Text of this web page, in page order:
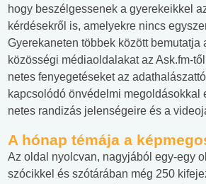
hogy beszélgessenek a gyerekeikkel
kérdésekről is, amelyekre nincs
Gyerekaneten többek között bemutatja
közösségi médiaoldalakat az Ask.fm-
netes fenyegetéseket az
kapcsolódó önvédelmi megoldásokkal
netes randizás jelenségeire és a
A hónap témája a
Az oldal nyolcvan, nagyjából egy-egy
szócikkel és szótárában még 250